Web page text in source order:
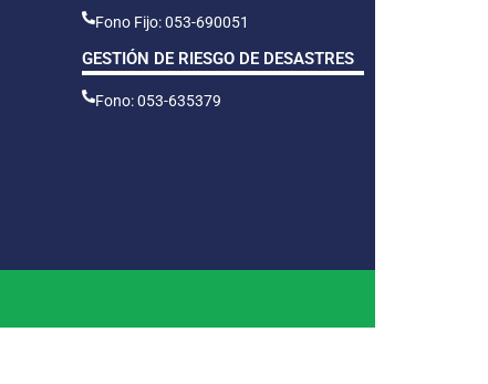
Fono Fijo: 053-690051
GESTIÓN DE RIESGO DE DESASTRES
Fono: 053-635379